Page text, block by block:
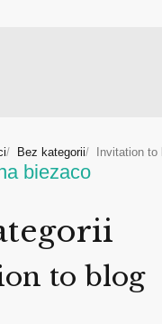
Bez kategorii Invitation to
biezaco
to blog